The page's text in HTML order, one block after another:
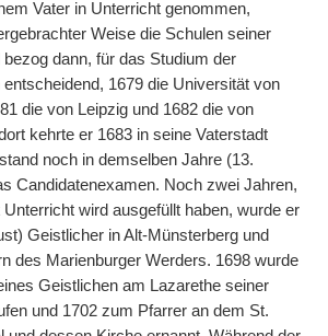
Vater in Unterricht genommen,
Weise die Schulen seiner
bezog dann, für das Studium der
1679 die Universität von
die von Leipzig und 1682 die von
kehrte er 1683 in seine Vaterstadt
noch in demselben Jahre (13.
Candidatenexamen. Noch zwei Jahren,
wird ausgefüllt haben, wurde er
Geistlicher in Alt-Münsterberg und
des Marienburger Werders. 1698 wurde
Geistlichen am Lazarethe seiner
und 1702 zum Pfarrer an dem St.